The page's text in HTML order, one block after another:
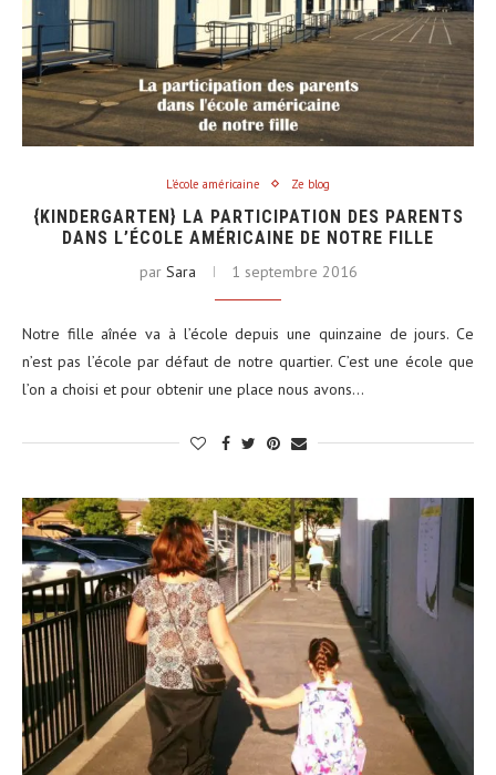
L'école américaine Ze blog
{KINDERGARTEN} LA PARTICIPATION DES PARENTS
DANS L’ÉCOLE AMÉRICAINE DE NOTRE FILLE
par Sara 1 septembre 2016
Notre fille aînée va à l’école depuis une quinzaine de jours. Ce
n’est pas l’école par défaut de notre quartier. C’est une école que
l’on a choisi et pour obtenir une place nous avons…